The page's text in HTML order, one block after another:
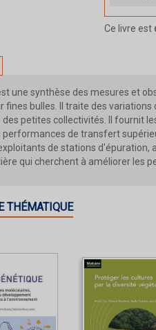
Ce livre est
une synthèse des mesures et
fines bulles. Il traite des
des petites collectivités. Il fournit
de transfert
de stations d'épuration,
qui cherchent à améliorer les
THÉMATIQUE